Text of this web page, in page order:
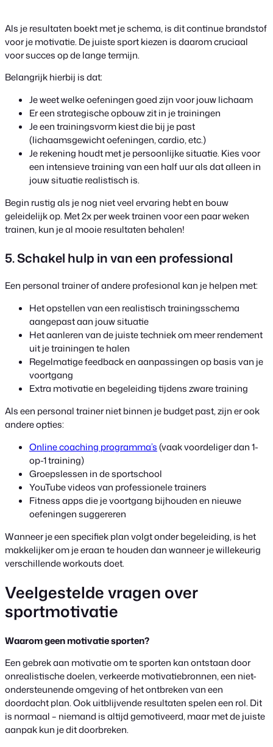
Als je resultaten boekt met je schema, is dit continue brandstof
voor je motivatie. De juiste sport kiezen is daarom cruciaal
voor succes op de lange termijn.
Belangrijk hierbij is dat:
Je weet welke oefeningen goed zijn voor jouw lichaam
Er een strategische opbouw zit in je trainingen
Je een trainingsvorm kiest die bij je past
(lichaamsgewicht oefeningen, cardio, etc.)
Je rekening houdt met je persoonlijke situatie. Kies voor
een intensieve training van een half uur als dat alleen in
jouw situatie realistisch is.
Begin rustig als je nog niet veel ervaring hebt en bouw
geleidelijk op. Met 2x per week trainen voor een paar weken
trainen, kun je al mooie resultaten behalen!
5. Schakel hulp in van een professional
Een personal trainer of andere profesional kan je helpen met:
Het opstellen van een realistisch trainingsschema
aangepast aan jouw situatie
Het aanleren van de juiste techniek om meer rendement
uit je trainingen te halen
Regelmatige feedback en aanpassingen op basis van je
voortgang
Extra motivatie en begeleiding tijdens zware training
Als een personal trainer niet binnen je budget past, zijn er ook
andere opties:
Online coaching programma’s(vaak voordeliger dan 1-
op-1 training)
Groepslessen in de sportschool
YouTube videos van professionele trainers
Fitness apps die je voortgang bijhouden en nieuwe
oefeningen suggereren
Wanneer je een specifiek plan volgt onder begeleiding, is het
makkelijker om je eraan te houden dan wanneer je willekeurig
verschillende workouts doet.
Veelgestelde vragen over
sportmotivatie
Waarom geen motivatie sporten?
Een gebrek aan motivatie om te sporten kan ontstaan door
onrealistische doelen, verkeerde motivatiebronnen, een niet-
ondersteunende omgeving of het ontbreken van een
doordacht plan. Ook uitblijvende resultaten spelen een rol. Dit
is normaal – niemand is altijd gemotiveerd, maar met de juiste
aanpak kun je dit doorbreken.